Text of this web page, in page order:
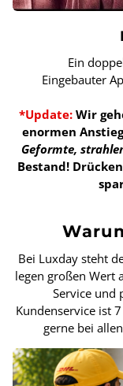
Ein
Eingebauter
*Update: Wir
enormen
Geformte,
Bestand!
Bei Luxday steht
legen großen Wert
Service und
Kundenservice ist
gerne bei